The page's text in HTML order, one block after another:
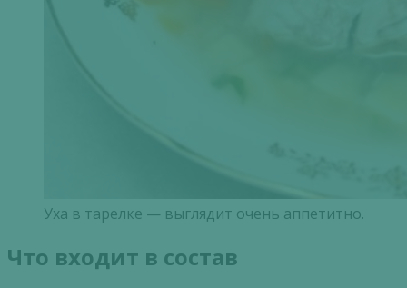
Уха в тарелке — выглядит очень аппетитно.
Что входит в состав